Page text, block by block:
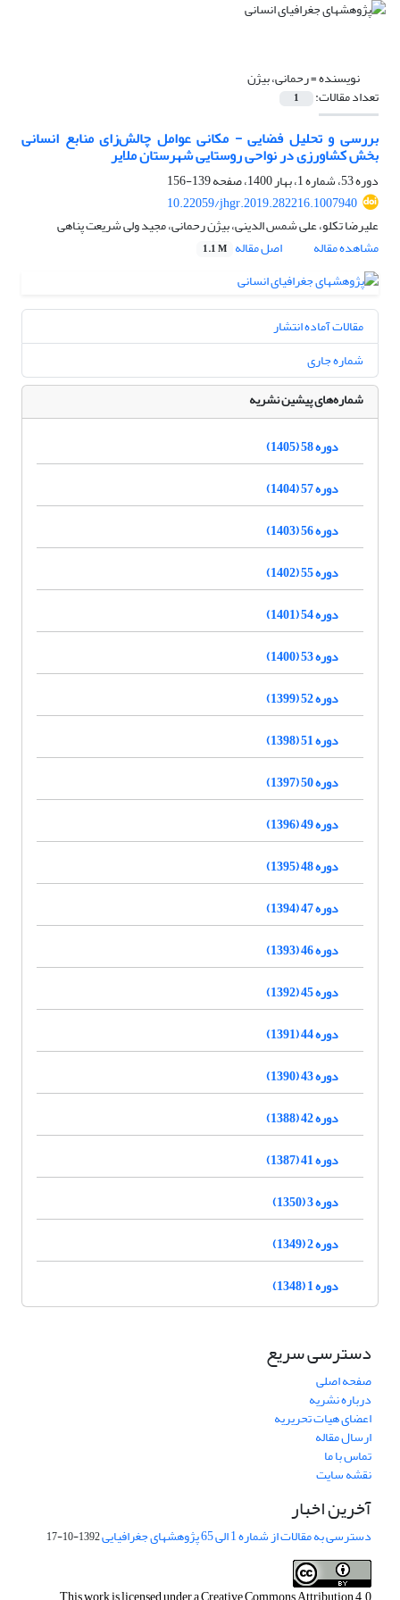
نویسنده =رحمانی، بیژن
تعداد مقالات: 1
بررسی و تحلیل فضایی - مکانی عوامل چالش‌زای منابع انسانی
بخش کشاورزی در نواحی روستایی شهرستان ملایر
دوره 53، شماره 1، بهار 1400، صفحه
139-156
10.22059/jhgr.2019.282216.1007940
علیرضا تکلو، علی شمس الدینی، بیژن رحمانی، مجید ولی شریعت پناهی
مشاهده مقاله
اصل مقاله 1.1 M
مقالات آماده انتشار
شماره جاری
شماره‌های پیشین نشریه
دوره 58 (1405)
دوره 57 (1404)
دوره 56 (1403)
دوره 55 (1402)
دوره 54 (1401)
دوره 53 (1400)
دوره 52 (1399)
دوره 51 (1398)
دوره 50 (1397)
دوره 49 (1396)
دوره 48 (1395)
دوره 47 (1394)
دوره 46 (1393)
دوره 45 (1392)
دوره 44 (1391)
دوره 43 (1390)
دوره 42 (1388)
دوره 41 (1387)
دوره 3 (1350)
دوره 2 (1349)
دوره 1 (1348)
دسترسی سریع
صفحه اصلی
درباره نشریه
اعضای هیات تحریریه
ارسال مقاله
تماس با ما
نقشه سایت
آخرین اخبار
دسترسی به مقالات از شماره 1 الی 65 پژوهشهای جغرافیایی 1392-10-17